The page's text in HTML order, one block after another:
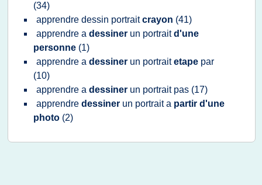
(34)
apprendre dessin portraitcrayon (41)
apprendre a dessiner un portraitd'une
personne (1)
apprendre a dessiner un portraitetape par
(10)
apprendre a dessiner un portrait pas (17)
apprendre dessiner un portraita partir d'une
photo (2)